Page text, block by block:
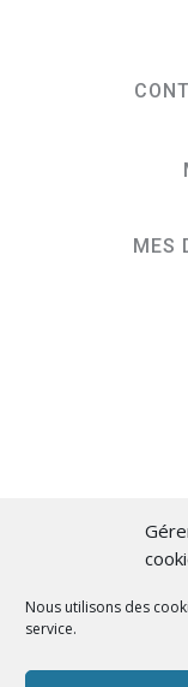
Nous utilisons des
service.
MES